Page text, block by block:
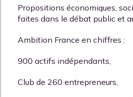
Propositions économiques,
faites dans le débat public et
Ambition France en chiffres :
900 actifs indépendants,
Club de 260 entrepreneurs,